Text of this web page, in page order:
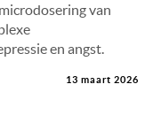
van
en angst.
13 maart 2026